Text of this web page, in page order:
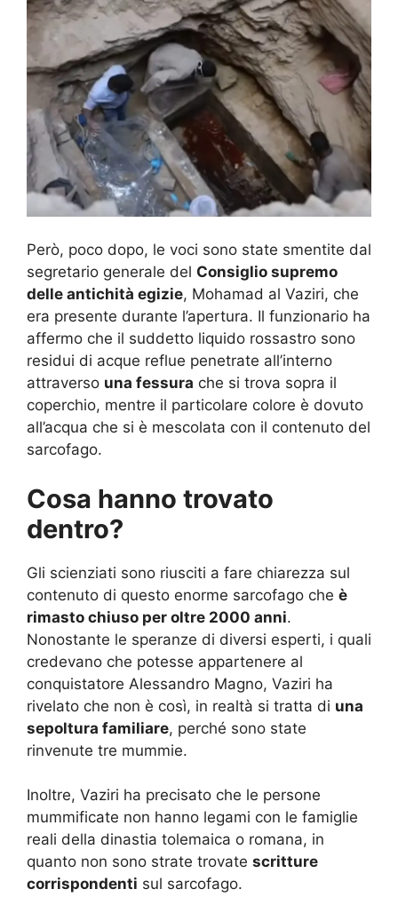
Però, poco dopo, le voci sono state smentite dal
segretario generale del Consiglio supremo
delle antichità egizie, Mohamad al Vaziri, che
era presente durante l’apertura. Il funzionario ha
affermo che il suddetto liquido rossastro sono
residui di acque reflue penetrate all’interno
attraverso una fessura che si trova sopra il
coperchio, mentre il particolare colore è dovuto
all’acqua che si è mescolata con il contenuto del
sarcofago.
Cosa hanno trovato
dentro?
Gli scienziati sono riusciti a fare chiarezza sul
contenuto di questo enorme sarcofago che è
rimasto chiuso per oltre 2000 anni.
Nonostante le speranze di diversi esperti, i quali
credevano che potesse appartenere al
conquistatore Alessandro Magno, Vaziri ha
rivelato che non è così, in realtà si tratta di una
sepoltura familiare, perché sono state
rinvenute tre mummie.
Inoltre, Vaziri ha precisato che le persone
mummificate non hanno legami con le famiglie
reali della dinastia tolemaica o romana, in
quanto non sono strate trovate scritture
corrispondenti sul sarcofago.